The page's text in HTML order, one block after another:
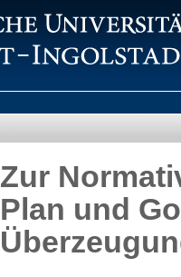
Zur
Plan und